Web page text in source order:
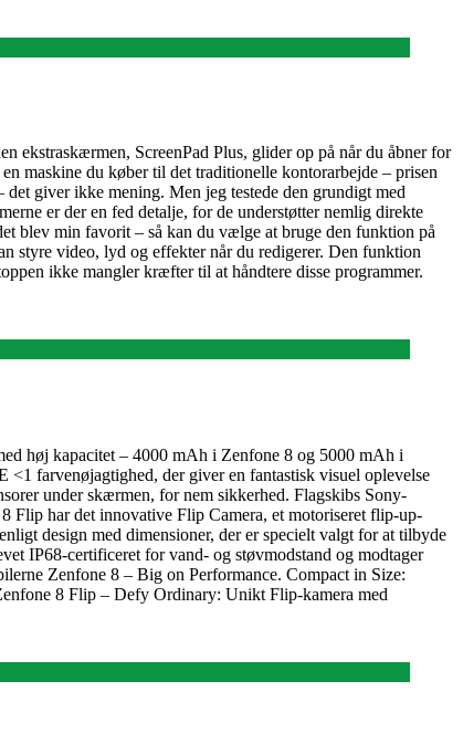
ekstraskærmen, ScreenPad Plus, glider op på når du åbner for
maskine du køber til det traditionelle kontorarbejde – prisen
giver ikke mening. Men jeg testede den grundigt med
er der en fed detalje, for de understøtter nemlig direkte
blev min favorit – så kan du vælge at bruge den funktion på
styre video, lyd og effekter når du redigerer. Den funktion
ikke mangler kræfter til at håndtere disse programmer.
høj kapacitet – 4000 mAh i Zenfone 8 og 5000 mAh i
farvenøjagtighed, der giver en fantastisk visuel oplevelse
under skærmen, for nem sikkerhed. Flagskibs Sony-
Flip har det innovative Flip Camera, et motoriseret flip-up-
design med dimensioner, der er specielt valgt for at tilbyde
IP68-certificeret for vand- og støvmodstand og modtager
Zenfone 8 – Big on Performance. Compact in Size:
8 Flip – Defy Ordinary: Unikt Flip-kamera med